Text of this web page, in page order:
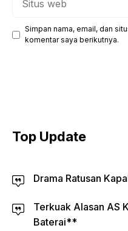
Simpan nama, email, dan
komentar saya berikutnya.
Top Update
Drama Ratusan
Terkuak Alasan AS
Baterai**